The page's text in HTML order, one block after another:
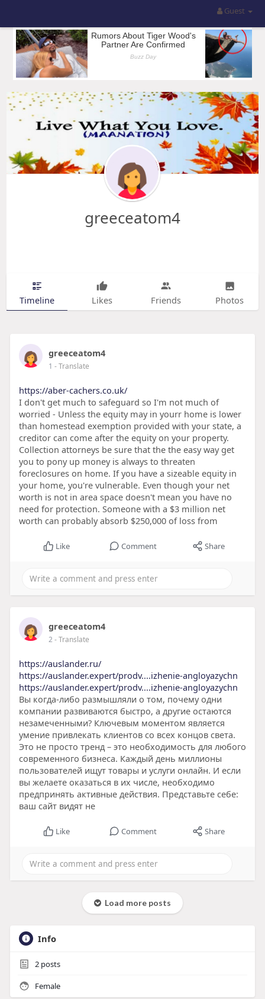
Guest
greeceatom4
Timeline Likes Friends Photos
greeceatom4
1 - Translate
https://aber-cachers.co.uk/
I don't get much to safeguard so I'm not much of
worried - Unless the equity may in yourr home is lower
than homestead exemption provided with your state, a
creditor can come after the equity on your property.
Collection attorneys be sure that the the easy way get
you to pony up money is always to threaten
foreclosures on home. If you have a sizeable equity in
your home, you're vulnerable. Even though your net
worth is not in area space doesn't mean you have no
need for protection. Someone with a $3 million net
worth can probably absorb $250,000 of loss from
Like Comment Share
greeceatom4
2- Translate
https://auslander.ru/
https://auslander.expert/prodv....izhenie-angloyazychn
https://auslander.expert/prodv....izhenie-angloyazychn
Вы когда-либо размышляли о том, почему одни
компании развиваются быстро, а другие остаются
незамеченными? Ключевым моментом является
умение привлекать клиентов со всех концов света.
Это не просто тренд – это необходимость для любого
современного бизнеса. Каждый день миллионы
пользователей ищут товары и услуги онлайн. И если
вы желаете оказаться в их числе, необходимо
предпринять активные действия. Представьте себе:
ваш сайт видят не
Like Comment Share
Load more posts
Info
2posts
Female